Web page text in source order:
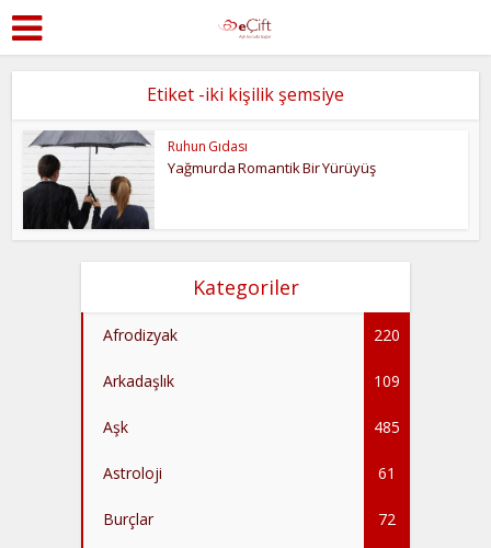
Etiket -iki kişilik şemsiye
Ruhun Gıdası
Yağmurda Romantik Bir Yürüyüş
Kategoriler
Afrodizyak 220
Arkadaşlık 109
Aşk 485
Astroloji 61
Burçlar 72